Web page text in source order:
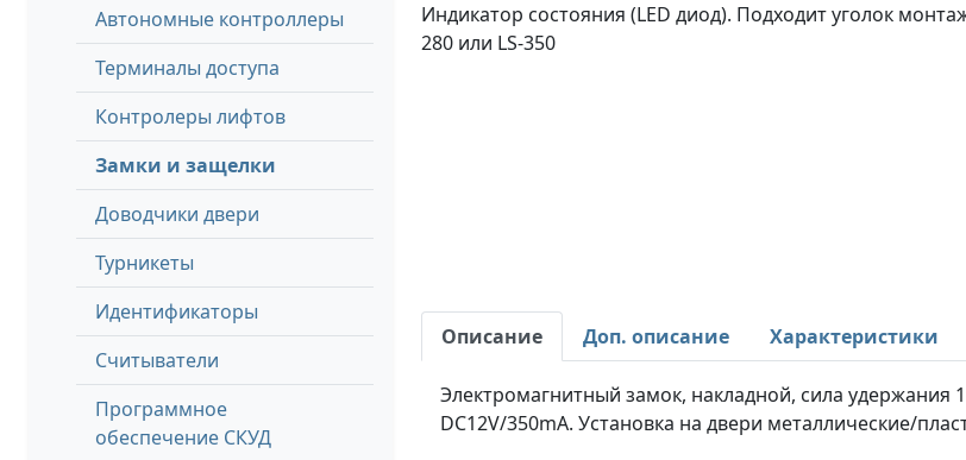
Автономные контроллеры
Терминалы доступа
Контролеры лифтов
Замки и защелки
Доводчики двери
Турникеты
Идентификаторы
Считыватели
Программное
обеспечение СКУД
Индикатор состояния (LED диод). Подходит уголок
280 или LS-350
Описание Доп. описание Характеристики
Электромагнитный замок, накладной, сила удержания
DC12V/350mA. Установка на двери металлические/